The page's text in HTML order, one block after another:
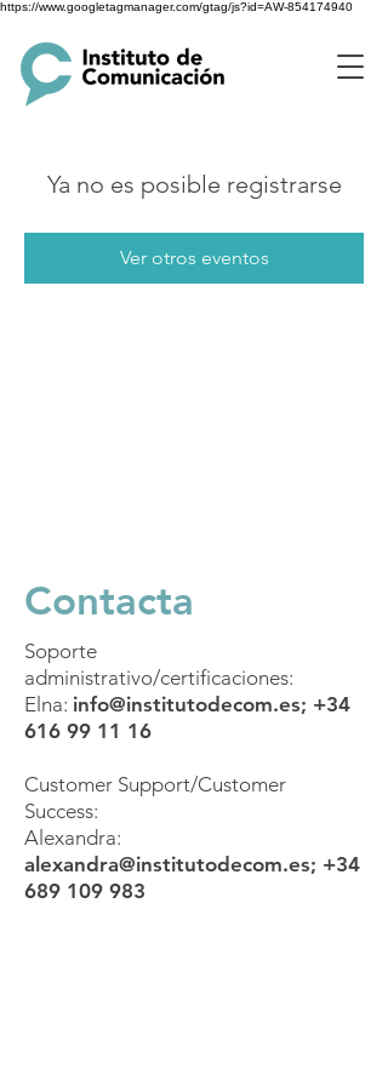
https://www.googletagmanager.com/gtag/js?id=AW-854174940
Ya no es posible registrarse
Ver otros eventos
Contacta
Soporte
administrativo/certificaciones:
Elna: info@institutodecom.es; +34
616 99 11 16
Customer Support/Customer
Success:
Alexandra:
alexandra@institutodecom.es; +34
689 109 983